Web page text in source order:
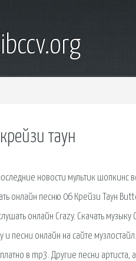
таун
новости мультик шопкинс
онлайн песню 06 Крейзи Таун
онлайн Crazy. Скачать
и песни онлайн на сайте
в mp3. Другие песни